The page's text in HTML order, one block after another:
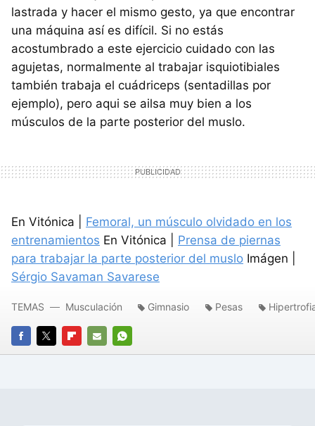
lastrada y hacer el mismo gesto, ya que encontrar
una máquina así es difícil. Si no estás
acostumbrado a este ejercicio cuidado con las
agujetas, normalmente al trabajar isquiotibiales
también trabaja el cuádriceps (sentadillas por
ejemplo), pero aqui se ailsa muy bien a los
músculos de la parte posterior del muslo.
En Vitónica | Femoral, un músculo olvidado en los
entrenamientos En Vitónica | Prensa de piernas
para trabajar la parte posterior del muslo Imágen |
Sérgio Savaman Savarese
FACEBOOK
TWITTERFLIPBOARD
E-
WHATSAPP
TEMAS Musculación Gimnasio Pesas